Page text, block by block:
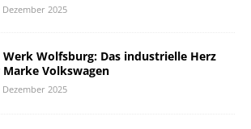
Dezember 2025
Werk Wolfsburg: Das industrielle Herz
Marke Volkswagen
Dezember 2025